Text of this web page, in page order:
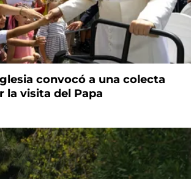
convocó a una colecta
la visita del Papa